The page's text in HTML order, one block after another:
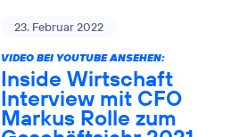
23. Februar 2022
VIDEO BEI YOUTUBE ANSEHEN:
Inside Wirtschaft
Interview mit CFO
Markus Rolle zum